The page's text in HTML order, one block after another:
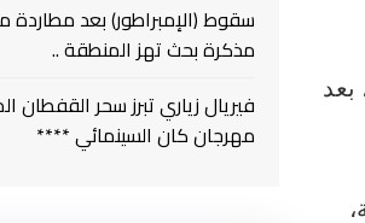
بعد
مذكرة بحث تهز المنطقة ..
فيريال زياري تبرز سحر القفطان
مهرجان كان السينمائي ****